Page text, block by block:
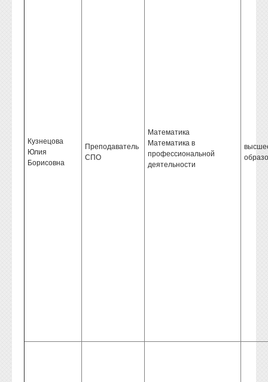
Кузнецова
Юлия
Борисовна
Преподаватель
СПО
Математика
Математика в
профессиональной
деятельности